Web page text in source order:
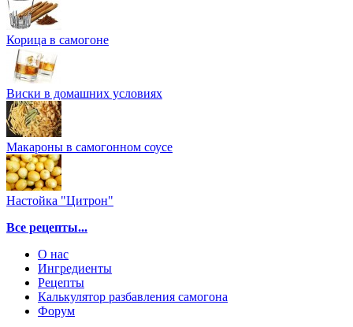
Корица в самогоне
Виски в домашних условиях
Макароны в самогонном соусе
Настойка "Цитрон"
Все рецепты...
О нас
Ингредиенты
Рецепты
Калькулятор разбавления самогона
Форум